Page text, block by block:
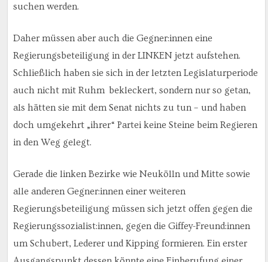
suchen werden.
Daher müssen aber auch die Gegner:innen eine
Regierungsbeteiligung in der LINKEN jetzt aufstehen.
Schließlich haben sie sich in der letzten Legislaturperiode
auch nicht mit Ruhm bekleckert, sondern nur so getan,
als hätten sie mit dem Senat nichts zu tun – und haben
doch umgekehrt „ihrer“ Partei keine Steine beim Regieren
in den Weg gelegt.
Gerade die linken Bezirke wie Neukölln und Mitte sowie
alle anderen Gegner:innen einer weiteren
Regierungsbeteiligung müssen sich jetzt offen gegen die
Regierungssozialist:innen, gegen die Giffey-Freund:innen
um Schubert, Lederer und Kipping formieren. Ein erster